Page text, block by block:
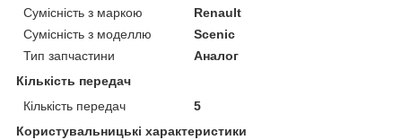
Сумісність з маркою
Renault
Сумісність з моделлю
Scenic
Тип запчастини
Аналог
Кількість передач
Кількість передач
5
Користувальницькі характеристики